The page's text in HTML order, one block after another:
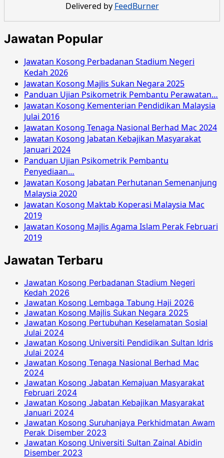
Sultan
Idris
Julai
2016
Delivered by FeedBurner
Jawatan Popular
Jawatan Kosong Perbadanan Stadium Negeri
Kedah 2026
Jawatan Kosong Majlis Sukan Negara 2025
Panduan Ujian Psikometrik Pembantu Perawatan…
Jawatan Kosong Kementerian Pendidikan Malaysia
Julai 2016
Jawatan Kosong Tenaga Nasional Berhad Mac 2024
Jawatan Kosong Jabatan Kebajikan Masyarakat
Januari 2024
Panduan Ujian Psikometrik Pembantu
Penyediaan…
Jawatan Kosong Jabatan Perhutanan Semenanjung
Malaysia 2020
Jawatan Kosong Maktab Koperasi Malaysia Mac
2019
Jawatan Kosong Majlis Agama Islam Perak Februari
2019
Jawatan Terbaru
Jawatan Kosong Perbadanan Stadium Negeri
Kedah 2026
Jawatan Kosong Lembaga Tabung Haji 2026
Jawatan Kosong Majlis Sukan Negara 2025
Jawatan Kosong Pertubuhan Keselamatan Sosial
Julai 2024
Jawatan Kosong Universiti Pendidikan Sultan Idris
Julai 2024
Jawatan Kosong Tenaga Nasional Berhad Mac
2024
Jawatan Kosong Jabatan Kemajuan Masyarakat
Februari 2024
Jawatan Kosong Jabatan Kebajikan Masyarakat
Januari 2024
Jawatan Kosong Suruhanjaya Perkhidmatan Awam
Perak Disember 2023
Jawatan Kosong Universiti Sultan Zainal Abidin
Disember 2023